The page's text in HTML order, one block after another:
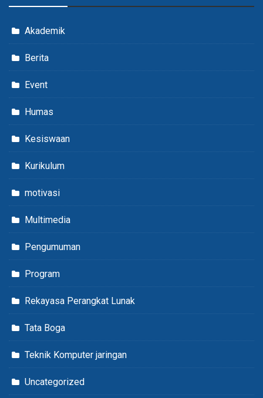
Akademik
Berita
Event
Humas
Kesiswaan
Kurikulum
motivasi
Multimedia
Pengumuman
Program
Rekayasa Perangkat Lunak
Tata Boga
Teknik Komputer jaringan
Uncategorized